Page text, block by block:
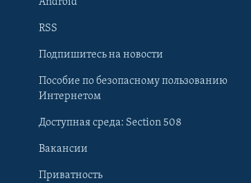
Learning English
RSS
Подпишитесь на новости
Пособие по безопасному пользованию
Интернетом
Доступная среда: Section 508
Вакансии
Приватность